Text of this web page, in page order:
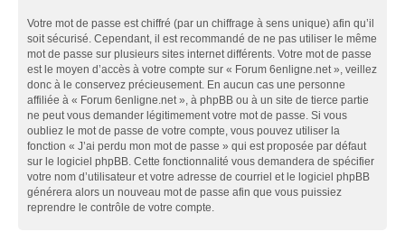
Votre mot de passe est chiffré (par un chiffrage à sens unique) afin qu’il
soit sécurisé. Cependant, il est recommandé de ne pas utiliser le même
mot de passe sur plusieurs sites internet différents. Votre mot de passe
est le moyen d’accès à votre compte sur « Forum 6enligne.net », veillez
donc à le conservez précieusement. En aucun cas une personne
affiliée à « Forum 6enligne.net », à phpBB ou à un site de tierce partie
ne peut vous demander légitimement votre mot de passe. Si vous
oubliez le mot de passe de votre compte, vous pouvez utiliser la
fonction « J’ai perdu mon mot de passe » qui est proposée par défaut
sur le logiciel phpBB. Cette fonctionnalité vous demandera de spécifier
votre nom d’utilisateur et votre adresse de courriel et le logiciel phpBB
générera alors un nouveau mot de passe afin que vous puissiez
reprendre le contrôle de votre compte.